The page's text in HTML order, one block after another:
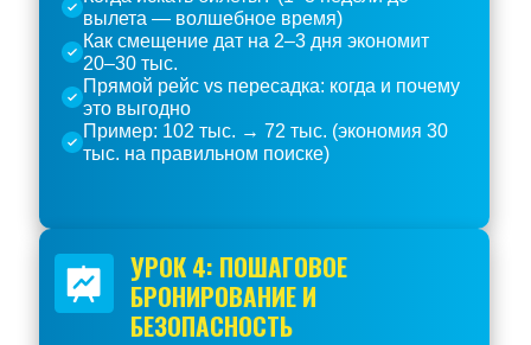
вылета — волшебное время)
Как смещение дат на 2–3 дня экономит
20–30 тыс.
Прямой рейс vs пересадка: когда и почему
это выгодно
Пример: 102 тыс. → 72 тыс. (экономия 30
тыс. на правильном поиске)
УРОК 4: ПОШАГОВОЕ
БРОНИРОВАНИЕ И
БЕЗОПАСНОСТЬ